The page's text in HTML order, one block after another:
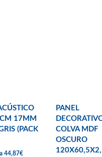
17MM
(PACK
44,87€
PANEL
COLVA MDF
OSCURO